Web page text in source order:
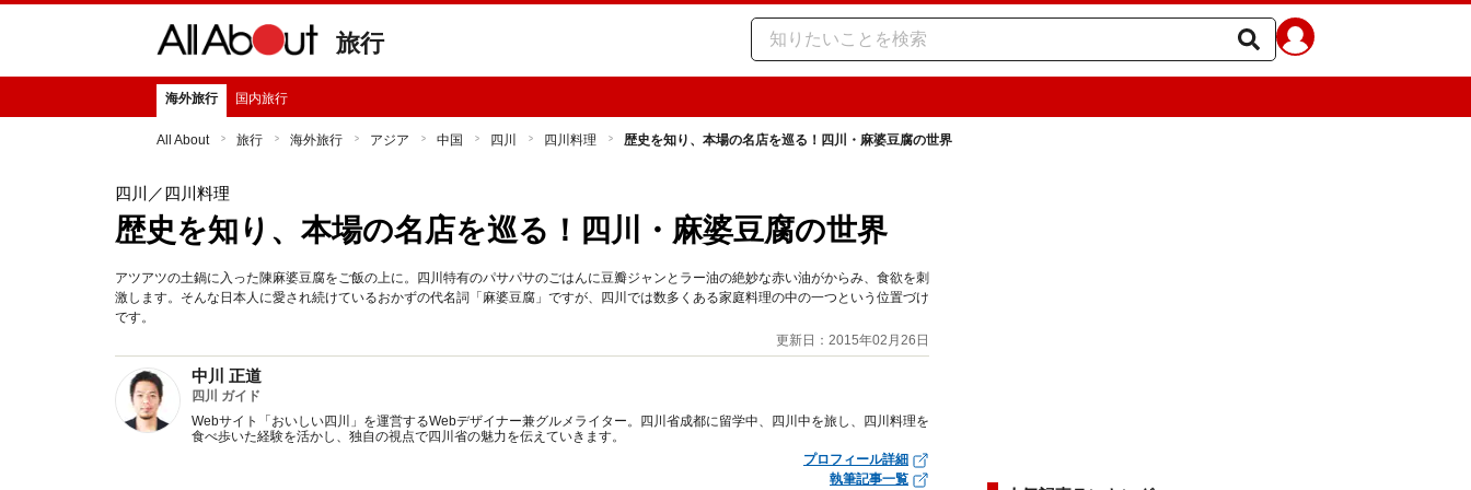
旅行
海外旅行 国内旅行
All About 旅行 海外旅行 アジア 中国 四川 四川料理 歴史を知り、本場の名店を巡る！四川・麻婆豆腐の世界
四川 ／四川料理
歴史を知り、本場の名店を巡る！四川・麻婆豆腐の世界
アツアツの土鍋に入った陳麻婆豆腐をご飯の上に。四川特有のパサパサのごはんに豆瓣ジャンとラー油の絶妙な赤い油がからみ、食欲を刺
激します。そんな日本人に愛され続けているおかずの代名詞「麻婆豆腐」ですが、四川では数多くある家庭料理の中の一つという位置づけ
です。
更新日：2015年02月26日
中川 正道
四川 ガイド
Webサイト「おいしい四川」を運営するWebデザイナー兼グルメライター。四川省成都に留学中、四川中を旅し、四川料理を
食べ歩いた経験を活かし、独自の視点で四川省の魅力を伝えていきます。
プロフィール詳細
執筆記事一覧